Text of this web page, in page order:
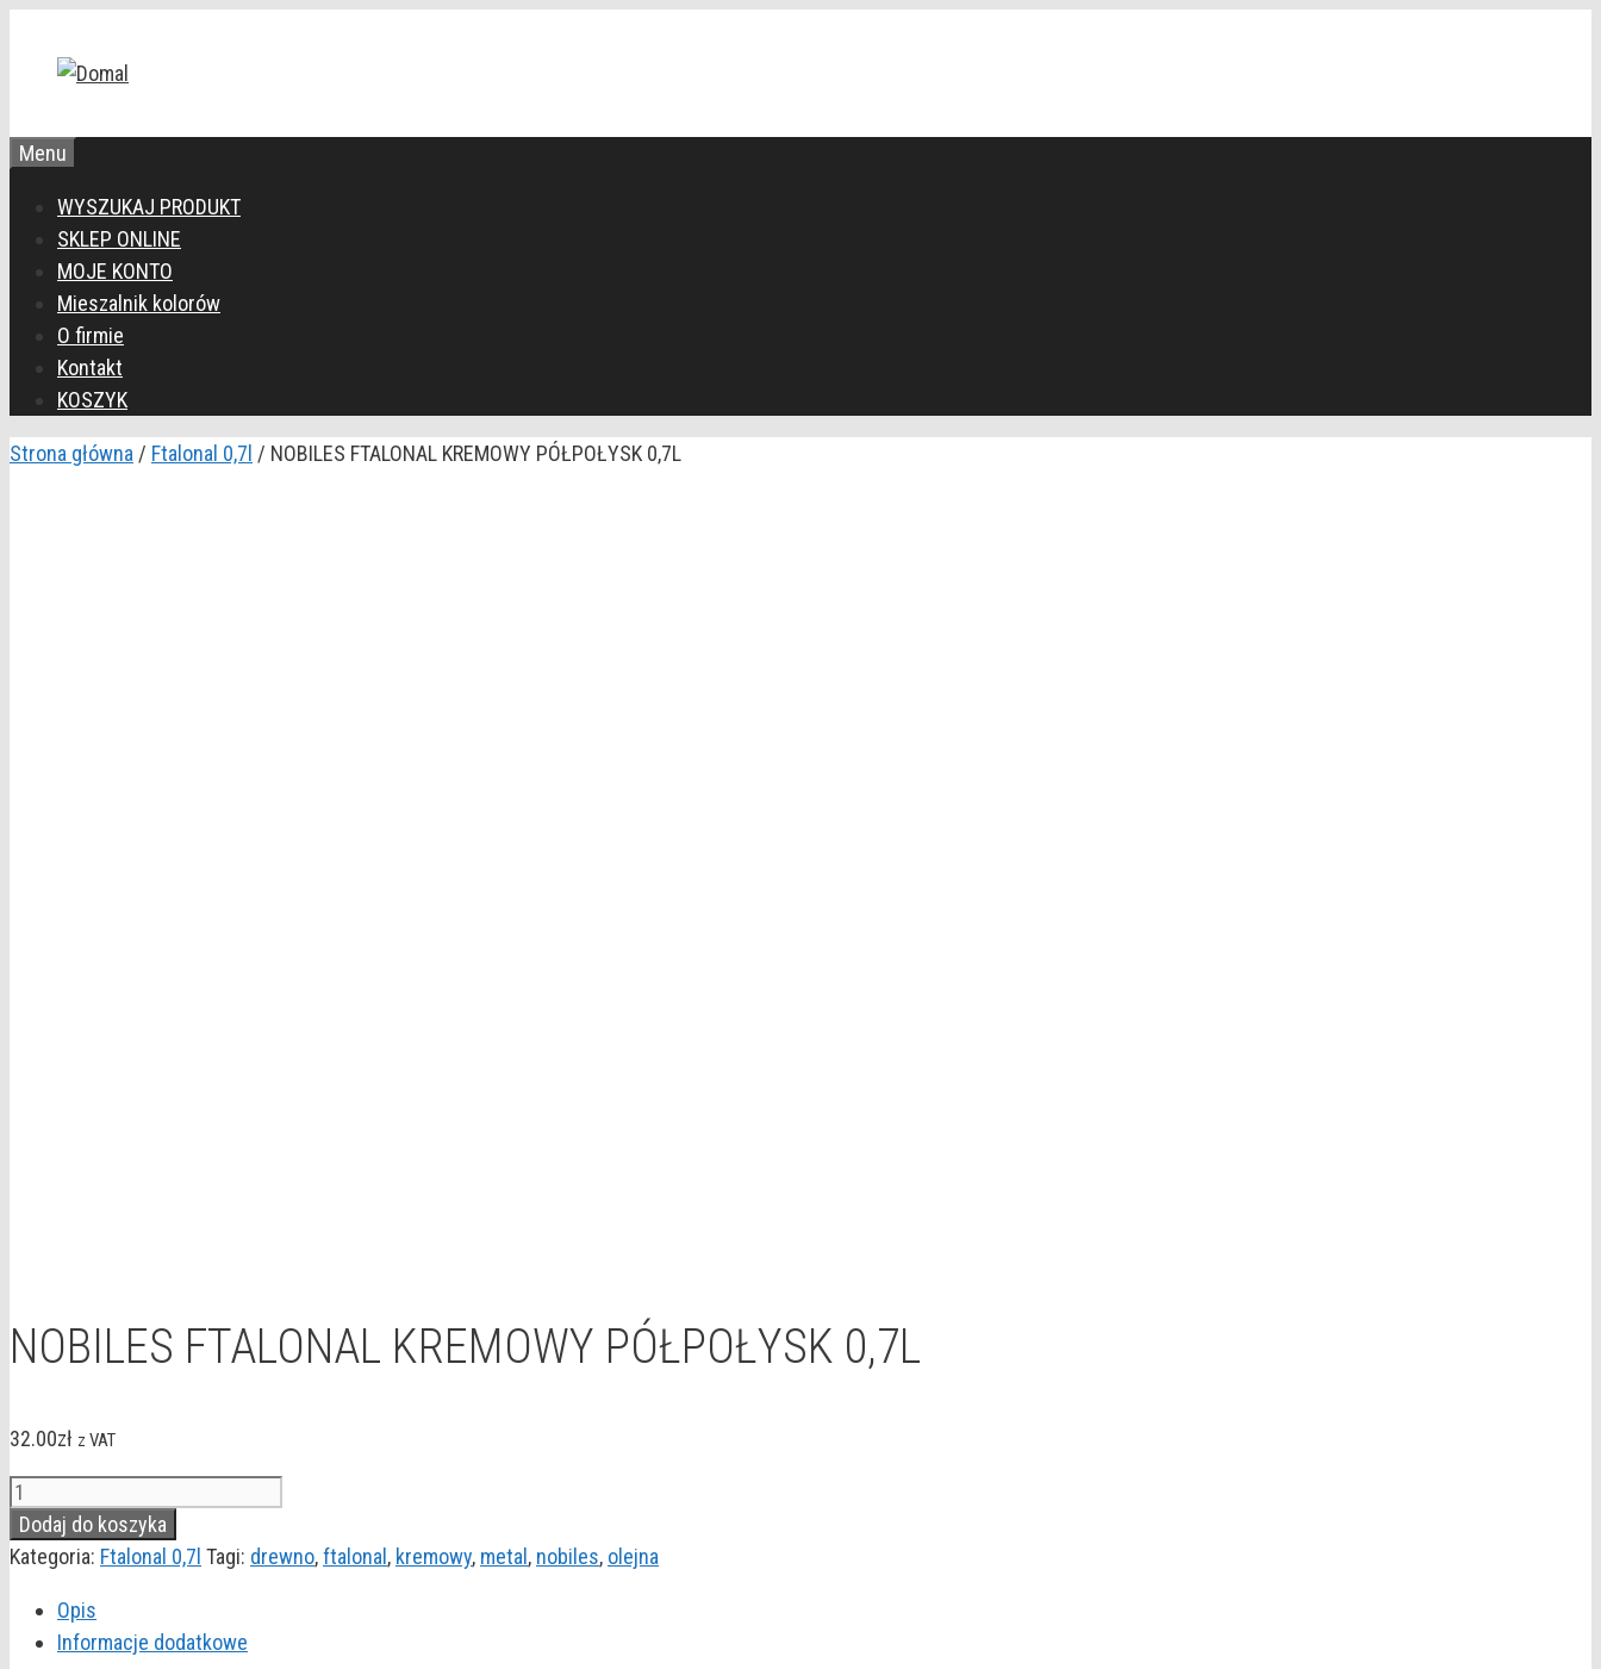
Menu
WYSZUKAJ PRODUKT
SKLEP ONLINE
MOJE KONTO
Mieszalnik kolorów
O firmie
Kontakt
KOSZYK
Strona główna / Ftalonal 0,7l / NOBILES FTALONAL KREMOWY PÓŁPOŁYSK 0,7L
NOBILES FTALONAL KREMOWY PÓŁPOŁYSK 0,7L
32.00zł z VAT
ilość
NOBILES
FTALONAL
PÓŁPOŁYSK
0,7L
Dodaj do koszyka
Kategoria: Ftalonal 0,7l Tagi: drewno,ftalonal , kremowy, metal , nobiles, olejna
Opis
Informacje dodatkowe